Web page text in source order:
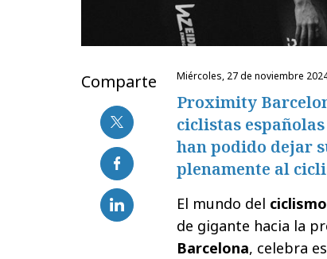
Comparte miércoles, 27 de noviembre
Proximity
ciclistas
han podido dejar
plenamente al
El mundo del
de gigante hacia la
Barcelona, celebra